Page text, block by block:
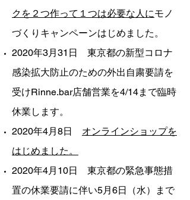
クを２つ作って１つは必要な人にモノ
づくりキャンペーンはじめました。
2020年3月31日 東京都の新型コロナ
感染拡大防止のための外出自粛要請を
受けRinne.bar店舗営業を4/14まで臨時
休業します。
2020年4月8日 オンラインショップを
はじめました。
2020年4月10日 東京都の緊急事態措
置の休業要請に伴い5月6日（水）まで